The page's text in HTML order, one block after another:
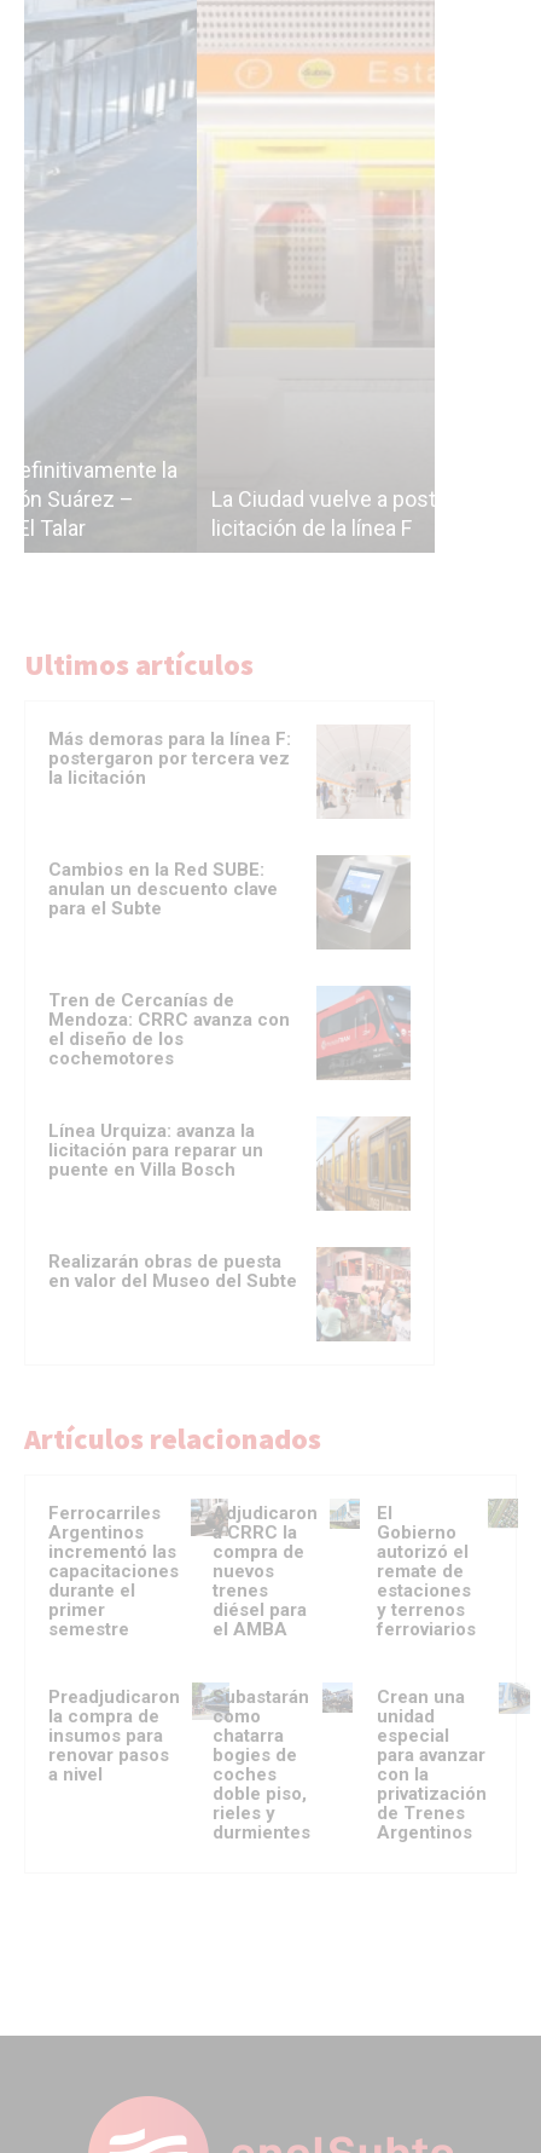
La Ciudad vuelve a postergar la
licitación de la línea F
Ultimos artículos
Más demoras para la línea F:
postergaron por tercera vez
la licitación
Cambios en la Red SUBE:
anulan un descuento clave
para el Subte
Tren de Cercanías de
Mendoza: CRRC avanza con
el diseño de los
cochemotores
Línea Urquiza: avanza la
licitación para reparar un
puente en Villa Bosch
Realizarán obras de puesta
en valor del Museo del Subte
Artículos relacionados
Ferrocarriles
Argentinos
incrementó las
capacitaciones
durante el
primer
semestre
Adjudicaron
a CRRC la
compra de
nuevos
trenes
diésel para
el AMBA
El
Gobierno
autorizó el
remate de
estaciones
y terrenos
ferroviarios
Preadjudicaron
la compra de
insumos para
renovar pasos
a nivel
Subastarán
como
chatarra
bogies de
coches
doble piso,
rieles y
durmientes
Crean una
unidad
especial
para avanzar
con la
privatización
de Trenes
Argentinos